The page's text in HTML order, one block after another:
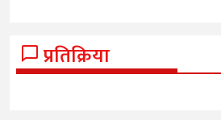
प्रतिक्रिया